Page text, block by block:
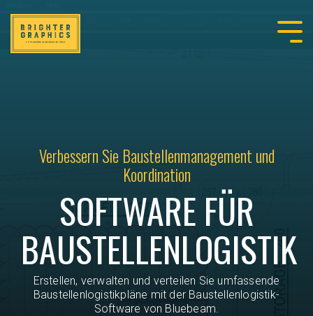
Verbessern Sie Baustellenmanagement und
Koordination
SOFTWARE FÜR
BAUSTELLENLOGISTIK
Erstellen, verwalten und verteilen Sie umfassende
Baustellenlogistikpläne mit der Baustellenlogistik-
Software von Bluebeam.